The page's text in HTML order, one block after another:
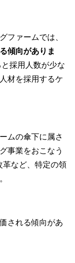
ファームでは、
傾向がありま
採用人数が少な
材を採用するケ
ムの傘下に属さ
事業をおこなう
など、特定の領
される傾向があ